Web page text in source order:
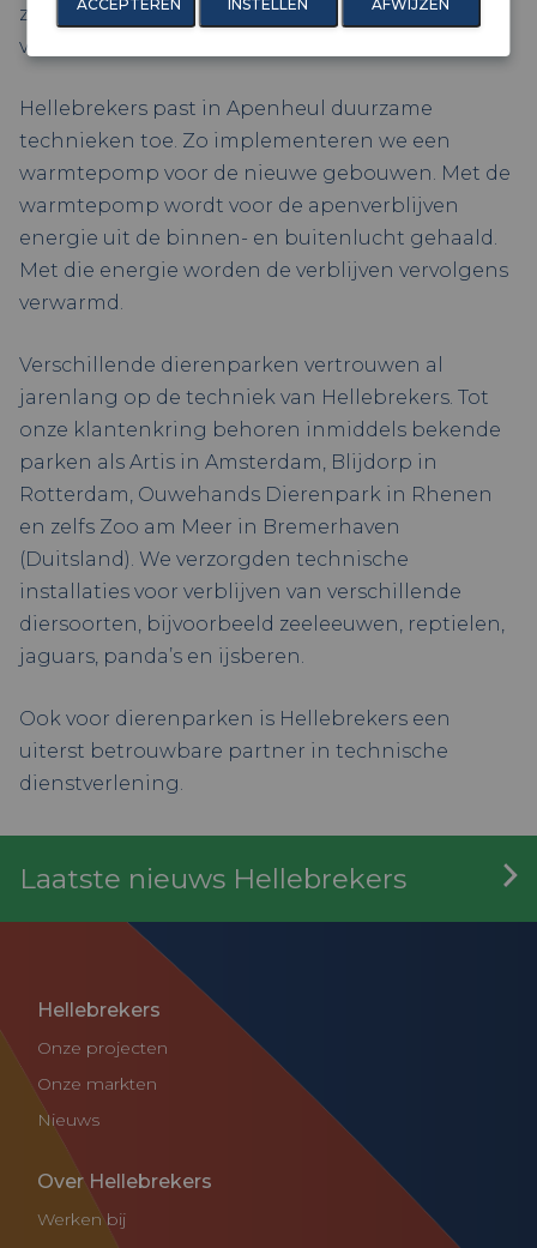
zoals de waterinstallatie, klimaatbeheersing en
verwarmingsinstallatie met vloerverwarming.
Hellebrekers past in Apenheul duurzame
technieken toe. Zo implementeren we een
warmtepomp voor de nieuwe gebouwen. Met de
warmtepomp wordt voor de apenverblijven
energie uit de binnen- en buitenlucht gehaald.
Met die energie worden de verblijven vervolgens
verwarmd.
Verschillende dierenparken vertrouwen al
jarenlang op de techniek van Hellebrekers. Tot
onze klantenkring behoren inmiddels bekende
parken als Artis in Amsterdam, Blijdorp in
Rotterdam, Ouwehands Dierenpark in Rhenen
en zelfs Zoo am Meer in Bremerhaven
(Duitsland). We verzorgden technische
installaties voor verblijven van verschillende
diersoorten, bijvoorbeeld zeeleeuwen, reptielen,
jaguars, panda’s en ijsberen.
Ook voor dierenparken is Hellebrekers een
uiterst betrouwbare partner in technische
dienstverlening.
Laatste nieuws Hellebrekers
ACCEPTEREN
INSTELLEN
AFWIJZEN
Hellebrekers
Onze projecten
Onze markten
Nieuws
Over Hellebrekers
Werken bij